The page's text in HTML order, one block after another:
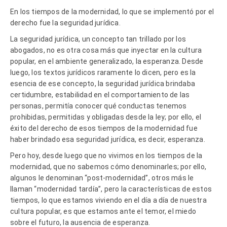
En los tiempos de la modernidad, lo que se implementó por el
derecho fue la seguridad jurídica.
La seguridad jurídica, un concepto tan trillado por los
abogados, no es otra cosa más que inyectar en la cultura
popular, en el ambiente generalizado, la esperanza. Desde
luego, los textos jurídicos raramente lo dicen, pero es la
esencia de ese concepto, la seguridad jurídica brindaba
certidumbre, estabilidad en el comportamiento de las
personas, permitía conocer qué conductas tenemos
prohibidas, permitidas y obligadas desde la ley; por ello, el
éxito del derecho de esos tiempos de la modernidad fue
haber brindado esa seguridad jurídica, es decir, esperanza.
Pero hoy, desde luego que no vivimos en los tiempos de la
modernidad, que no sabemos cómo denominarles; por ello,
algunos le denominan “post-modernidad”, otros más le
llaman “modernidad tardía”, pero la características de estos
tiempos, lo que estamos viviendo en el día a día de nuestra
cultura popular, es que estamos ante el temor, el miedo
sobre el futuro, la ausencia de esperanza.